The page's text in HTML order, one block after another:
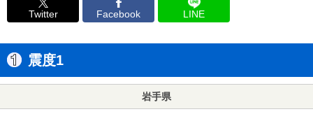
Twitter Facebook LINE
震度1
岩手県